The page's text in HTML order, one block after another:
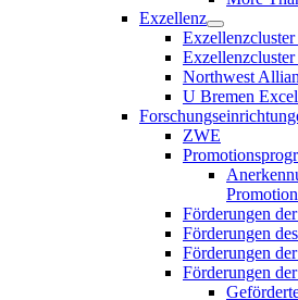
Exzellenz
Northwest
U Bremen
ZWE
Förderungen
Förderungen
Förderungen
Förderungen